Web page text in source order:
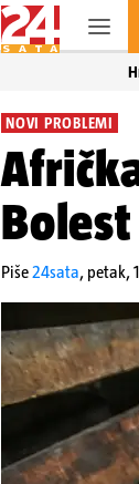
NOVI PROBLEMI
Piše24sata, petak,